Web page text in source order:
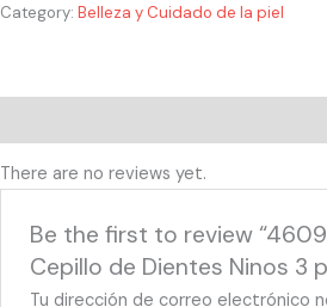
Category: Belleza y Cuidado de la piel
There are no reviews yet.
Be the first to review
Cepillo de Dientes Ninos 3
Tu dirección de correo electrónico